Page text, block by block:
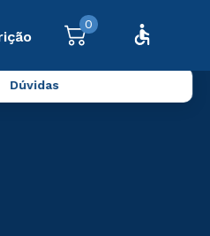
0
Dúvidas